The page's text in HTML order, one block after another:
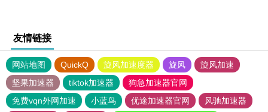
友情链接
网站地图 QuickQ 旋风加速度器 旋风
旋风加速
坚果加速器
tiktok加速器
狗急加速器官网
免费vqn外网加速
小蓝鸟 优途加速器官网
风驰加速器